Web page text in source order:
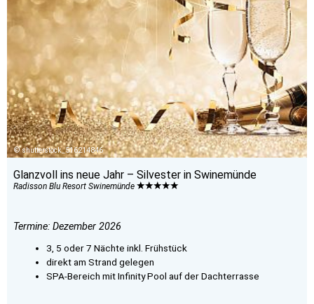
shutterstock_516214846
Glanzvoll ins neue Jahr – Silvester in Swinemünde
Radisson Blu Resort Swinemünde
Termine: Dezember 2026
3, 5 oder 7 Nächte inkl. Frühstück
direkt am Strand gelegen
SPA-Bereich mit Infinity Pool auf der Dachterrasse